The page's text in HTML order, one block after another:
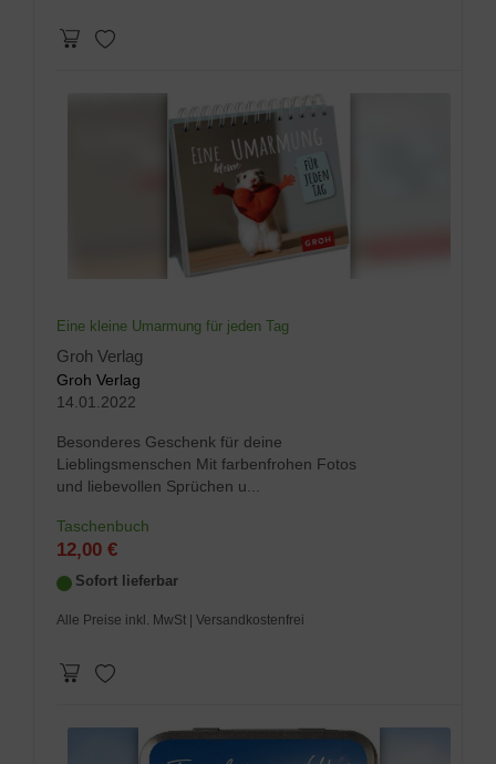
Eine kleine Umarmung für jeden Tag
Groh Verlag
Groh Verlag
14.01.2022
Besonderes Geschenk für deine
Lieblingsmenschen Mit farbenfrohen Fotos
und liebevollen Sprüchen u...
Taschenbuch
12,00 €
Sofort lieferbar
Alle Preise inkl. MwSt | Versandkostenfrei